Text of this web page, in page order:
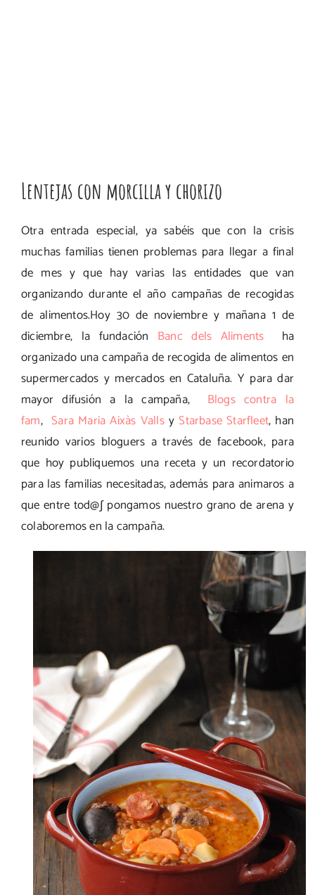
Lentejas con morcilla y chorizo
Otra entrada especial, ya sabéis que con la crisis
muchas familias tienen problemas para llegar a final
de mes y que hay varias las entidades que van
organizando durante el año campañas de recogidas
de alimentos.Hoy 30 de noviembre y mañana 1 de
diciembre, la fundación Banc dels Aliments
ha
organizado una campaña de recogida de alimentos en
supermercados y mercados en Cataluña. Y para dar
mayor difusión a la campaña, Blogs contra la
fam,Sara Maria Aixàs VallsyStarbase Starfleet, han
reunido varios bloguers a través de facebook, para
que hoy publiquemos una receta y un recordatorio
para las familias necesitadas, además para animaros a
que entre tod@∫ pongamos nuestro grano de arena y
colaboremos en la campaña.